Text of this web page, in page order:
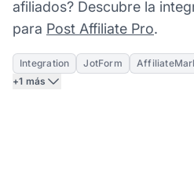
afiliados? Descubre la
para Post Affiliate Pro.
Integration JotForm
+1 más